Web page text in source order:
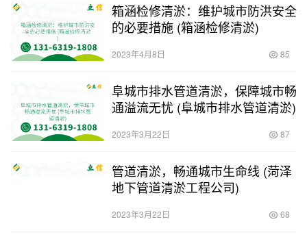
箱涵检修清淤：维护城市防洪安全
的必要措施 (箱涵检修清淤)
2023年4月8日 85
阜城市排水管道清淤，保障城市畅
通溢流无忧 (阜城市排水管道清淤)
2023年3月22日 87
管道清淤，畅通城市生命线 (菏泽
地下管道清淤工程公司)
2023年3月22日 68